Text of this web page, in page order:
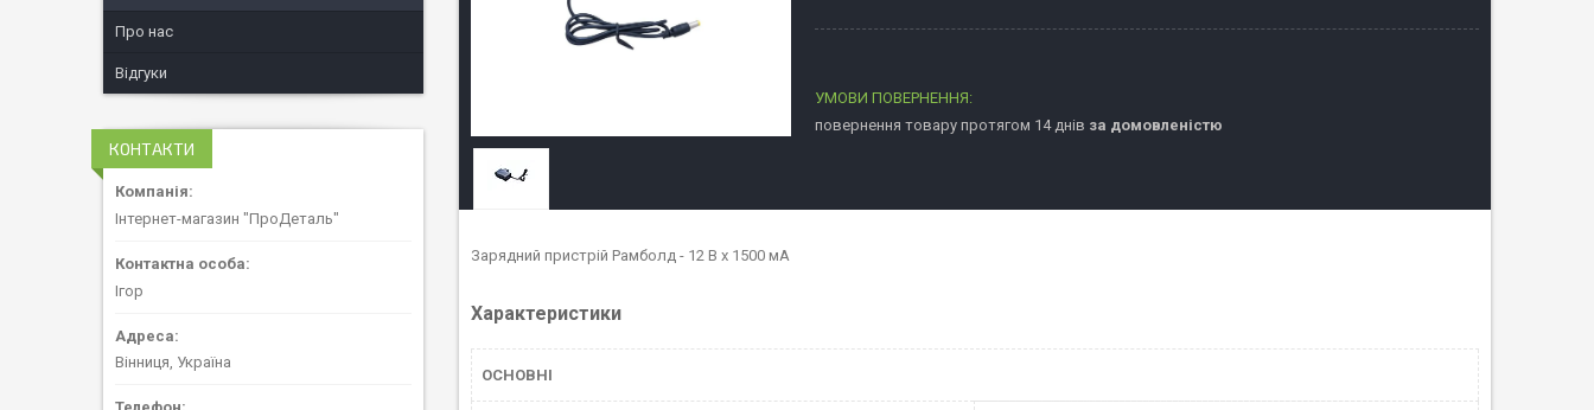
повернення товару протягом 14 днів за домовленістю
Зарядний пристрій Рамболд - 12 В x 1500 мА
Характеристики
ОСНОВНІ
Про нас
Відгуки
КОНТАКТИ
Інтернет-магазин "ПроДеталь"
Ігор
Вінниця, Україна